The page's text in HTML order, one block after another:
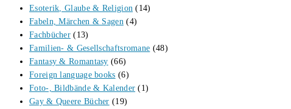
Esoterik, Glaube & Religion (14)
Fabeln, Märchen & Sagen (4)
Fachbücher (13)
Familien- & Gesellschaftsromane (48)
Fantasy & Romantasy (66)
Foreign language books (6)
Foto-, Bildbände & Kalender (1)
Gay & Queere Bücher (19)